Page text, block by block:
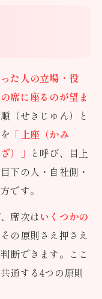
た人の立場・役
席に座るのが望ま
（せきじゅん）と
「上座（かみ
）」 と呼び、目上
下の人・自社側・
です。
席次はいくつかの
の原則さえ押さえ
断できます。ここ
通する4つの原則